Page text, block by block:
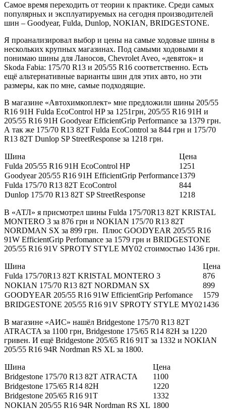
Самое время переходить от теории к практике. Среди самых
популярных и эксплуатируемых на сегодня производителей
шин – Goodyear, Fulda, Dunlop, NOKIAN, BRIDGESTONE.
Я проанализировал выбор и цены на самые ходовые шины в
нескольких крупных магазинах. Под самыми ходовыми я
понимаю шины для Ланосов, Chevrolet Aveo, «девяток» и
Skoda Fabia: 175/70 R13 и 205/55 R16 соответственно. Есть
ещё альтернативные варианты шин для этих авто, но эти
размеры, как по мне, самые подходящие.
В магазине «Автохимкоплект» мне предложили шины 205/55
R16 91H Fulda EcoControl HP за 1251грн, 205/55 R16 91H и
205/55 R16 91H Goodyear EfficientGrip Performance за 1379 грн.
А так же 175/70 R13 82T Fulda EcoControl за 844 грн и 175/70
R13 82T Dunlop SP StreetResponse за 1218 грн.
Шина
Цена
Fulda 205/55 R16 91H EcoControl HP
1251
Goodyear 205/55 R16 91H EfficientGrip Performance1379
Fulda 175/70 R13 82T EcoControl
844
Dunlop 175/70 R13 82T SP StreetResponse
1218
В «АТЛ» я присмотрел шины Fulda 175/70R13 82T KRISTAL
MONTERO 3 за 876 грн и NOKIAN 175/70 R13 82T
NORDMAN SX за 899 грн. Плюс GOODYEAR 205/55 R16
91W EfficientGrip Perfomance за 1579 грн и BRIDGESTONE
205/55 R16 91V SPROTY STYLE MY02 стоимостью 1436 грн.
Шина
Цена
Fulda 175/70R13 82T KRISTAL MONTERO 3
876
NOKIAN 175/70 R13 82T NORDMAN SX
899
GOODYEAR 205/55 R16 91W EfficientGrip Perfomance
1579
BRIDGESTONE 205/55 R16 91V SPROTY STYLE MY021436
В магазине «АИС» нашёл Bridgestone 175/70 R13 82T
ATRACTA за 1100 грн, Bridgestone 175/65 R14 82H за 1220
гривен. И ещё Bridgestone 205/65 R16 91T за 1332 и NOKIAN
205/55 R16 94R Nordman RS XL за 1800.
Шина
Цена
Bridgestone 175/70 R13 82T ATRACTA
1100
Bridgestone 175/65 R14 82H
1220
Bridgestone 205/65 R16 91T
1332
NOKIAN 205/55 R16 94R Nordman RS XL 1800